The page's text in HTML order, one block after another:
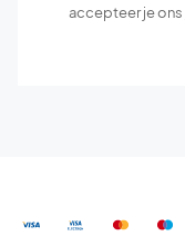
accepteer je ons